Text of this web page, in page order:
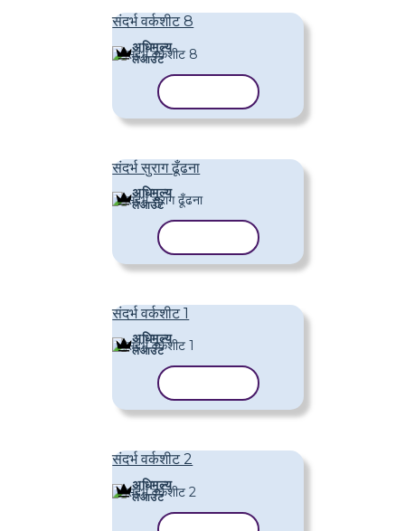
संदर्भ वर्कशीट 8
अधिमूल्य
लेआउट
संदर्भ सुराग ढूँढना
अधिमूल्य
लेआउट
संदर्भ वर्कशीट 1
अधिमूल्य
लेआउट
संदर्भ वर्कशीट 2
अधिमूल्य
लेआउट